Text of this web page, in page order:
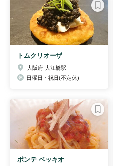
トムクリオーザ
大阪府 大江橋駅
日曜日・祝日(不定休)
ポンテ ベッキオ